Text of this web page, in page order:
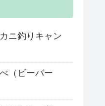
ニ釣りキャン
（ビーバー